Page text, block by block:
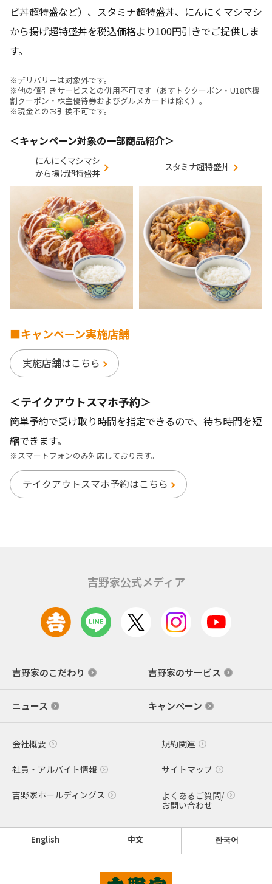
ビ丼超特盛など）、スタミナ超特盛丼、にんにくマシマシ
から揚げ超特盛丼を税込価格より100円引きでご提供しま
す。
※デリバリーは対象外です。
※他の値引きサービスとの併用不可です（あすトククーポン・U18応援
割クーポン・株主優待券およびグルメカードは除く）。
※現金とのお引換不可です。
＜キャンペーン対象の一部商品紹介＞
にんにくマシマシ
から揚げ超特盛丼
スタミナ超特盛丼
■キャンペーン実施店舗
実施店舗はこちら
＜テイクアウトスマホ予約＞
簡単予約で受け取り時間を指定できるので、待ち時間を短
縮できます。
※スマートフォンのみ対応しております。
テイクアウトスマホ予約はこちら
吉野家公式メディア
吉野家のこだわり 吉野家のサービス
ニュース キャンペーン
会社概要 規約関連
社員・アルバイト情報 サイトマップ
吉野家ホールディングス
よくあるご質問/
お問い合わせ
English 中文 한국어